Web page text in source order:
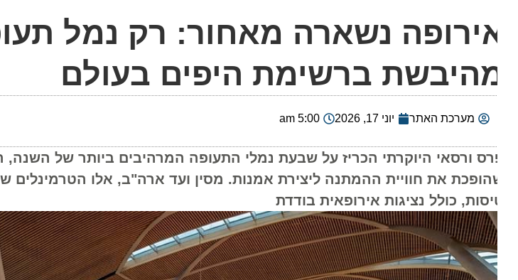
נשארה מאחור: רק נמל
ברשימת היפים בעולם
מערכת האתר יוני 17, 2026 5:00 am
ורסאי היוקרתי הכריז על שבעת נמלי התעופה המרהיבים ביותר של השנה,
את חוויית ההמתנה ליצירת אמנות. מסין ועד ארה"ב, אלו הטרמינלים
כולל נציגות אירופאית בודדת